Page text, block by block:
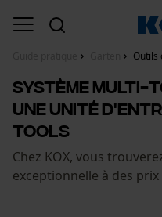
Outils
Système Multi-
Une unité
Tools
Chez KOX, vous
exceptionnelle à des